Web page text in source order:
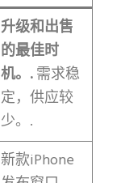
升级和出售
的最佳时
机。.需求稳
定，供应较
少。.
新款iPhone